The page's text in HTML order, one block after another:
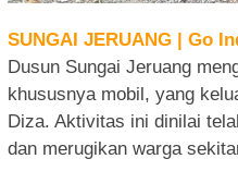
SUNGAI JERUANG | Go
Dusun Sungai Jeruang
khususnya mobil, yang
Diza. Aktivitas ini dinilai
dan merugikan warga